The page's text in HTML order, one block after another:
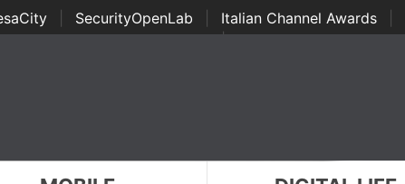
SecurityOpenLab Italian Channel Awards
Awards | ...